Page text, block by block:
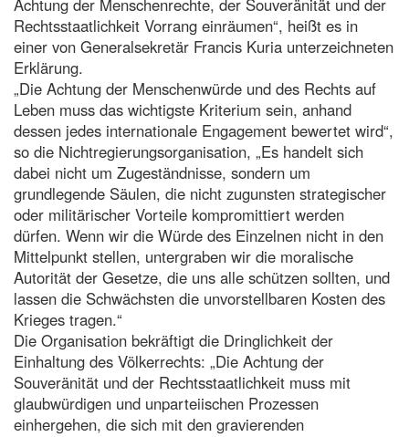
Achtung der Menschenrechte, der Souveränität und der
Rechtsstaatlichkeit Vorrang einräumen“, heißt es in
einer von Generalsekretär Francis Kuria unterzeichneten
Erklärung.
„Die Achtung der Menschenwürde und des Rechts auf
Leben muss das wichtigste Kriterium sein, anhand
dessen jedes internationale Engagement bewertet wird“,
so die Nichtregierungsorganisation, „Es handelt sich
dabei nicht um Zugeständnisse, sondern um
grundlegende Säulen, die nicht zugunsten strategischer
oder militärischer Vorteile kompromittiert werden
dürfen. Wenn wir die Würde des Einzelnen nicht in den
Mittelpunkt stellen, untergraben wir die moralische
Autorität der Gesetze, die uns alle schützen sollten, und
lassen die Schwächsten die unvorstellbaren Kosten des
Krieges tragen.“
Die Organisation bekräftigt die Dringlichkeit der
Einhaltung des Völkerrechts: „Die Achtung der
Souveränität und der Rechtsstaatlichkeit muss mit
glaubwürdigen und unparteiischen Prozessen
einhergehen, die sich mit den gravierenden